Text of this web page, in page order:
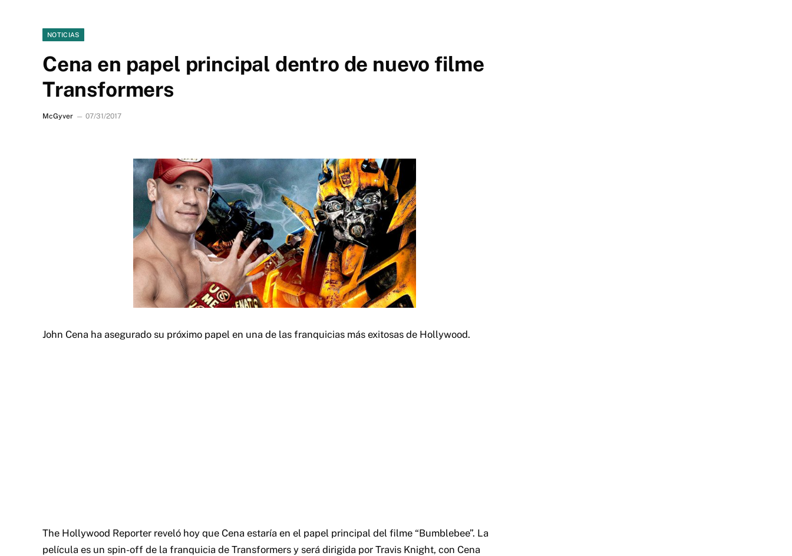
NOTICIAS
Cena en papel principal dentro de nuevo filme
Transformers
McGyver 07/31/2017
John Cena ha asegurado su próximo papel en una de las franquicias más exitosas de Hollywood.
The Hollywood Reporter reveló hoy que Cena estaría en el papel principal del filme “Bumblebee”. La
película es un spin-off de la franquicia de Transformers y será dirigida por Travis Knight, con Cena